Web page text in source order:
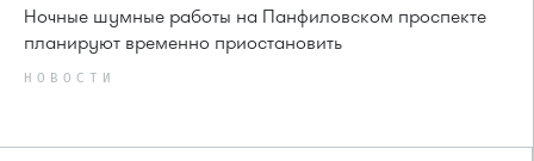
Ночные шумные работы на Панфиловском проспекте
планируют временно приостановить
НОВОСТИ